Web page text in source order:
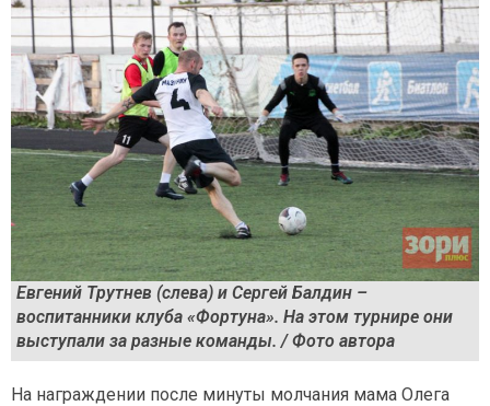
Евгений Трутнев (слева) и Сергей Балдин –
воспитанники клуба «Фортуна». На этом турнире они
выступали за разные команды. / Фото автора
На награждении после минуты молчания мама Олега